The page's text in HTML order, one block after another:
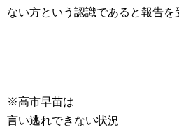
ない方という認識であると報告を
※高市早苗は
言い逃れできない状況